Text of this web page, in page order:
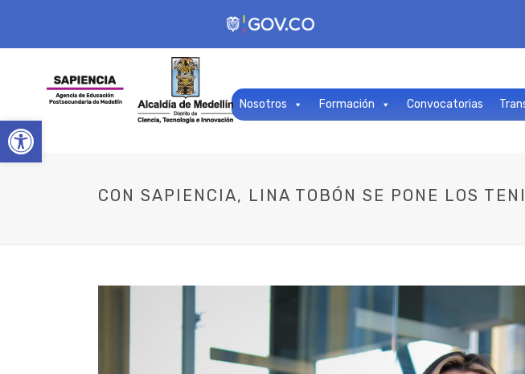
Open toolbar
Nosotros Formación Convocatorias
CON SAPIENCIA, LINA TOBÓN SE PONE LOS